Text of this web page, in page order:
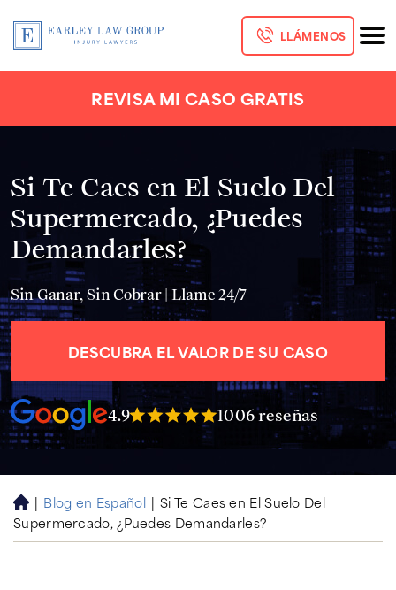
LLÁMENOS
REVISA MI CASO GRATIS
Si Te Caes en El Suelo Del
Supermercado, ¿Puedes
Demandarles?
Sin Ganar, Sin Cobrar | Llame 24/7
DESCUBRA EL VALOR DE SU CASO
4.9 1006 reseñas
H
o
m
| Blog en Español | Si Te Caes en El Suelo Del
Supermercado, ¿Puedes Demandarles?